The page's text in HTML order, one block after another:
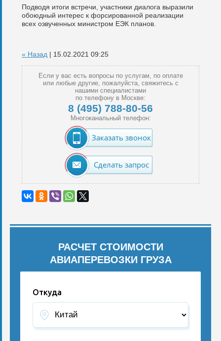
Подводя итоги встречи, участники диалога выразили
обоюдный интерес к форсированной реализации
всех озвученных министром ЕЭК планов.
« Назад | 15.02.2021 09:25
Если у вас есть вопросы по услугам, по оплате
или любые другие, пожалуйста, свяжитесь с
нашими специалистами
по телефону в Москве:
8 (495) 788-80-56
Многоканальный телефон:
Заказать звонок
Сделать запрос
РАСЧЕТ СТОИМОСТИ
АВИАПЕРЕВОЗКИ ГРУЗА
Откуда